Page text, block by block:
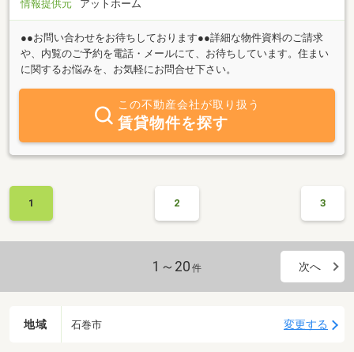
情報提供元 アットホーム
●●お問い合わせをお待ちしております●●詳細な物件資料のご請求
や、内覧のご予約を電話・メールにて、お待ちしています。住まい
に関するお悩みを、お気軽にお問合せ下さい。
この不動産会社が取り扱う
賃貸物件を探す
1 2 3
1～20 件 次へ
地域 石巻市 変更する